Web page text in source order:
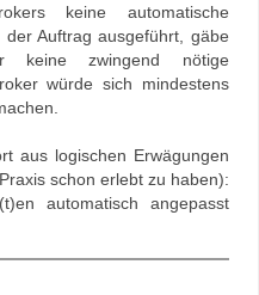
keine automatische
Auftrag ausgeführt, gäbe
zwingend nötige
würde sich mindestens
aus logischen Erwägungen
schon erlebt zu haben):
automatisch angepasst